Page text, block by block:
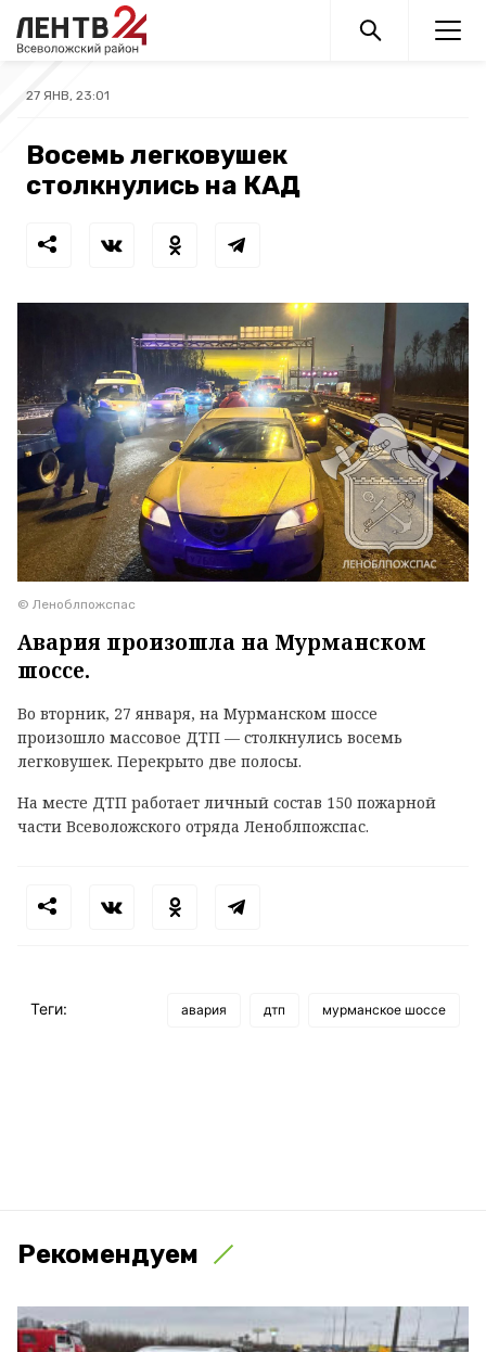
27 ЯНВ, 23:01
Восемь легковушек
столкнулись на КАД
© Леноблпожспас
Авария произошла на Мурманском
шоссе.
Во вторник, 27 января, на Мурманском шоссе
произошло массовое ДТП — столкнулись восемь
легковушек. Перекрыто две полосы.
На месте ДТП работает личный состав 150 пожарной
части Всеволожского отряда Леноблпожспас.
Теги: авария дтп мурманское шоссе
Рекомендуем